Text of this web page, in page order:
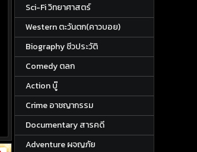
Sci-Fi วิทยาศาสตร์
Western ตะวันตก(คาวบอย)
Biography ชีวประวัติ
Comedy ตลก
Action บู๊
Crime อาชญากรรม
Documentary สารคดี
Adventure ผจญภัย